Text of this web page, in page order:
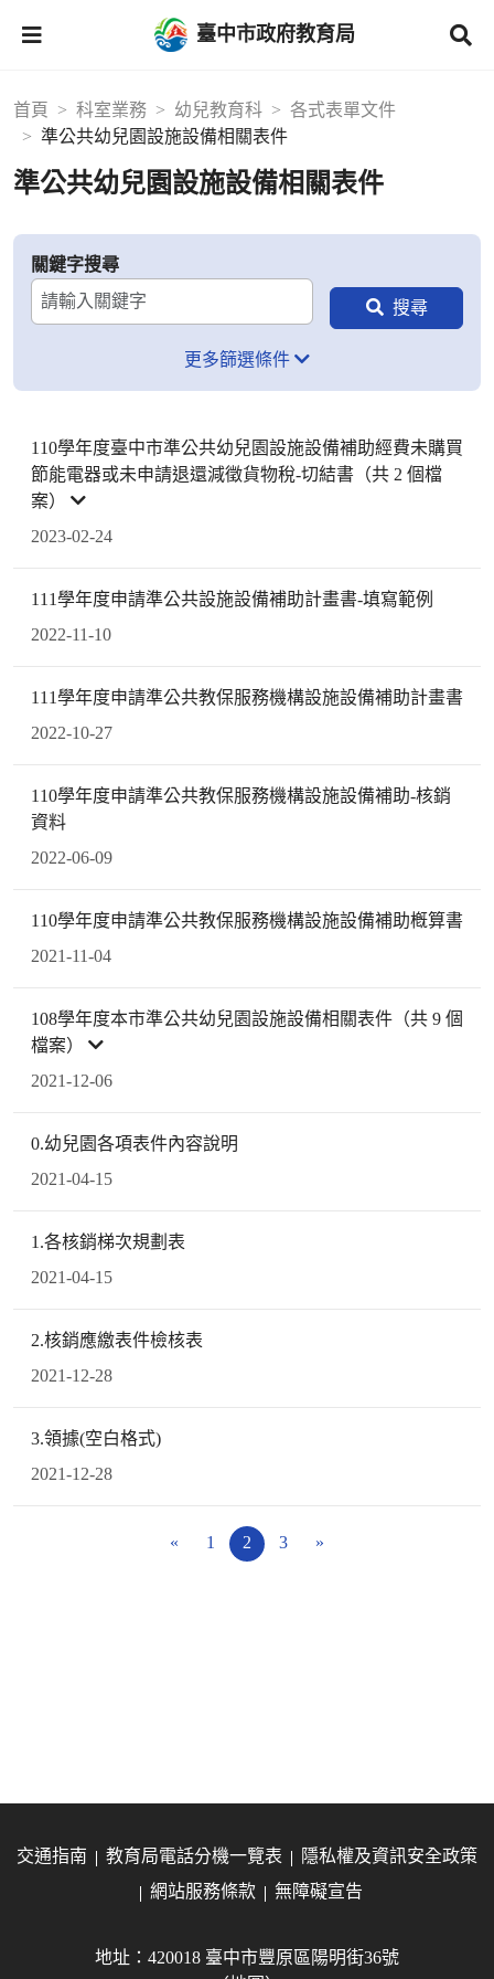
臺中市政府教育局
首頁 科室業務 幼兒教育科
各式表單文件
準公共幼兒園設施設備相關表件
準公共幼兒園設施設備相關表件
關鍵字搜尋
更多篩選條件
110學年度臺中市準公共幼兒園設施設備補助經費未購買
節能電器或未申請退還減徵貨物稅-切結書（共 2 個檔
案）
2023-02-24
111學年度申請準公共設施設備補助計畫書-填寫範例
2022-11-10
111學年度申請準公共教保服務機構設施設備補助計畫書
2022-10-27
110學年度申請準公共教保服務機構設施設備補助-核銷
資料
2022-06-09
110學年度申請準公共教保服務機構設施設備補助槪算書
2021-11-04
108學年度本市準公共幼兒園設施設備相關表件（共 9 個
檔案）
2021-12-06
0.幼兒園各項表件內容說明
2021-04-15
1.各核銷梯次規劃表
2021-04-15
2.核銷應繳表件檢核表
2021-12-28
3.領據(空白格式)
2021-12-28
« 1 2 3 »
交通指南 教育局電話分機一覽表
隱私權及資訊安全政策
網站服務條款
無障礙宣告
地址：420018 臺中市豐原區陽明街36號